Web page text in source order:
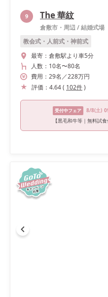
9
倉敷市・周辺/結婚式場
The 華紋
教会式・人前式・神前式
最寄： 倉敷駅より車5分
人数： 10名〜80名
費用： 29名 ／228万円
評価： 4.64( 102件)
受付中フェア 8/8(土)